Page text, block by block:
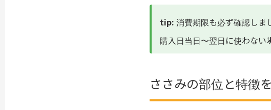
tip: 消費期限も必ず確認しま
購入日当日〜翌日に使わない
ささみの部位と特徴